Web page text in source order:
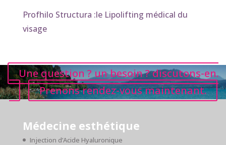
Profhilo Structura :le Lipolifting médical du
visage
Une question ? un besoin ? discutons-en.
Prenons rendez-vous maintenant.
Médecine esthétique
Injection d’Acide Hyaluronique